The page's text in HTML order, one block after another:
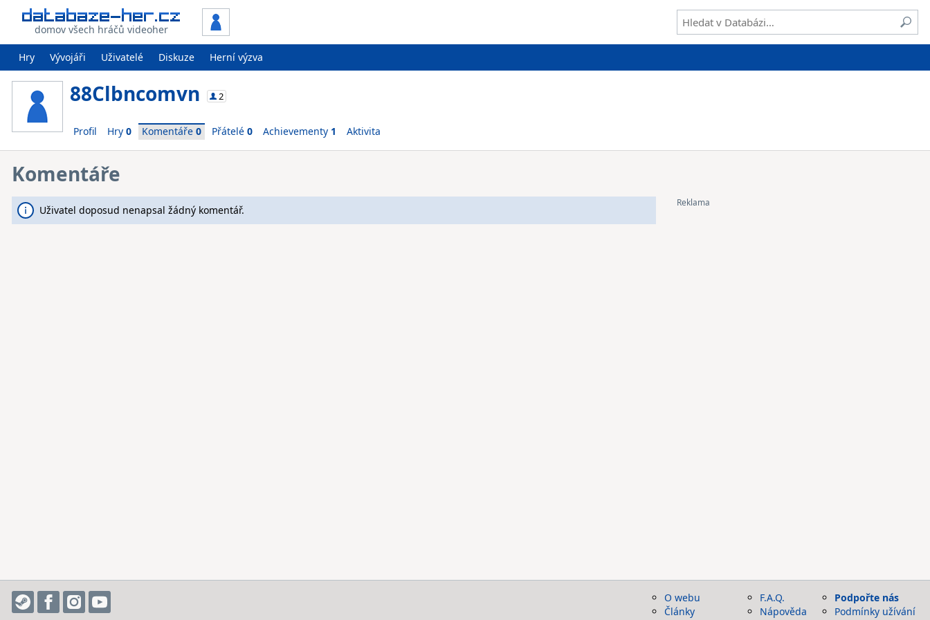
domov všech hráčů videoher
Hry Vývojáři Uživatelé Diskuze Herní výzva
88Clbncomvn 2
Profil Hry 0 Komentáře 0 Přátelé 0 Achievementy 1 Aktivita
Komentáře
Uživatel doposud nenapsal žádný komentář.
O webu
Články
F.A.Q.
Nápověda
Podpořte nás
Podmínky užívání